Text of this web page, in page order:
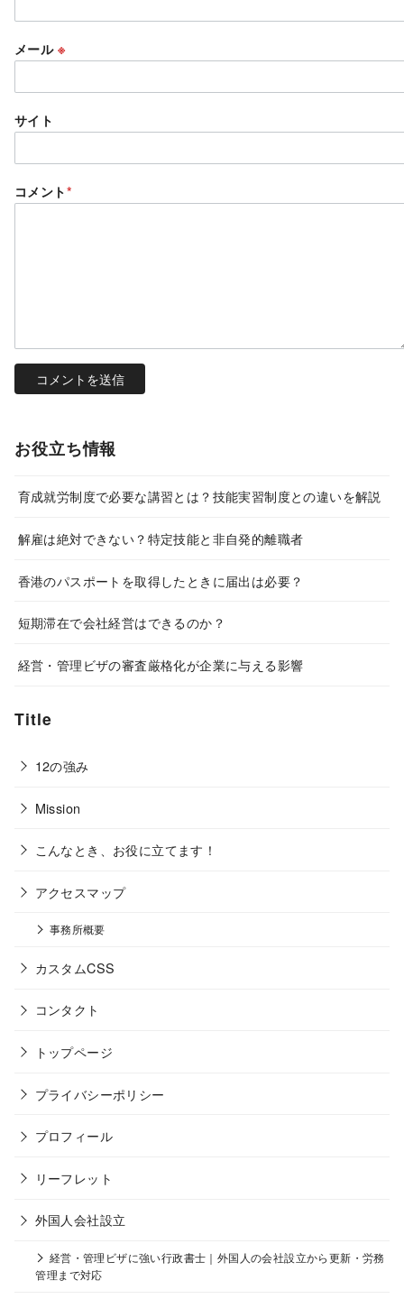
メール ※
サイト
コメント*
お役立ち情報
育成就労制度で必要な講習とは？技能実習制度との違いを解説
解雇は絶対できない？特定技能と非自発的離職者
香港のパスポートを取得したときに届出は必要？
短期滞在で会社経営はできるのか？
経営・管理ビザの審査厳格化が企業に与える影響
Title
12の強み
Mission
こんなとき、お役に立てます！
アクセスマップ
事務所概要
カスタムCSS
コンタクト
トップページ
プライバシーポリシー
プロフィール
リーフレット
外国人会社設立
経営・管理ビザに強い行政書士｜外国人の会社設立から更新・労務
管理まで対応